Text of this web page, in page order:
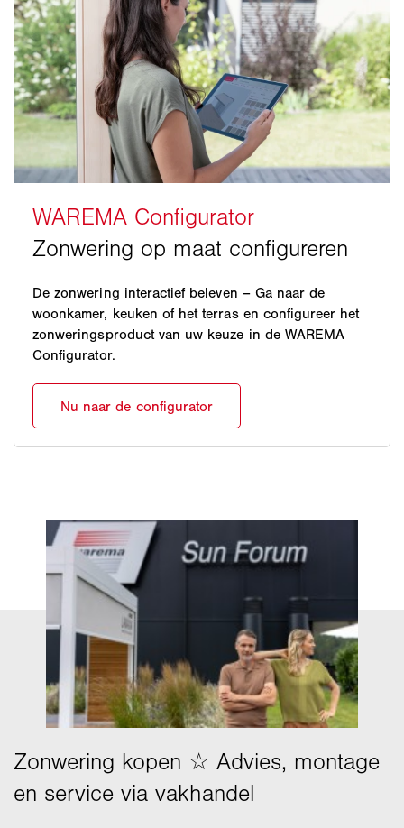
De zonwering interactief beleven – Ga naar de
woonkamer, keuken of het terras en configureer het
zonweringsproduct van uw keuze in de WAREMA
Configurator.